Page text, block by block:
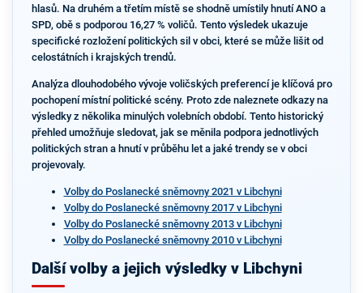
hlasů. Na druhém a třetím místě se shodně umístily hnutí ANO a
SPD, obě s podporou 16,27 % voličů. Tento výsledek ukazuje
specifické rozložení politických sil v obci, které se může lišit od
celostátních i krajských trendů.
Analýza dlouhodobého vývoje voličských preferencí je klíčová pro
pochopení místní politické scény. Proto zde naleznete odkazy na
výsledky z několika minulých volebních období. Tento historický
přehled umožňuje sledovat, jak se měnila podpora jednotlivých
politických stran a hnutí v průběhu let a jaké trendy se v obci
projevovaly.
Volby do Poslanecké sněmovny 2021 v Libchyni
Volby do Poslanecké sněmovny 2017 v Libchyni
Volby do Poslanecké sněmovny 2013 v Libchyni
Volby do Poslanecké sněmovny 2010 v Libchyni
Další volby a jejich výsledky v Libchyni